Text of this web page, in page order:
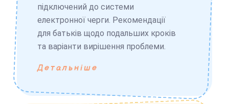
підключений до системи
електронної черги. Рекомендації
для батьків щодо подальших кроків
та варіанти вирішення проблеми.
Детальніше